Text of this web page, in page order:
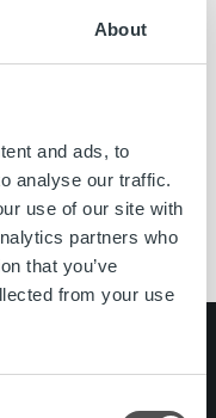
About
and ads, to
analyse our traffic.
use of our site with
partners who
that you’ve
from your use